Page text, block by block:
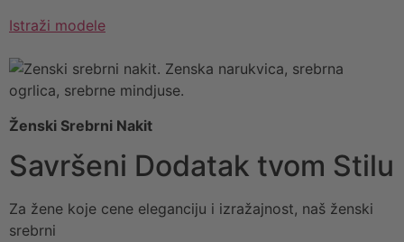
Istraži modele
Ženski Srebrni Nakit
Savršeni Dodatak tvom Stilu
Za žene koje cene eleganciju i izražajnost, naš ženski
srebrni